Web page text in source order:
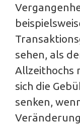
sehen, als
Allzeithochs
sich die
senken,